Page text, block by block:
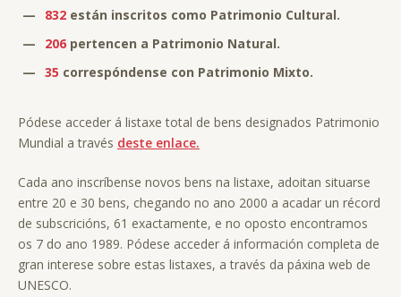
— 832 están inscritos como Patrimonio Cultural.
—
206 pertencen a Patrimonio Natural.
— 35 correspóndense con Patrimonio Mixto.
Pódese acceder á listaxe total de bens designados Patrimonio
Mundial a través deste enlace.
Cada ano inscríbense novos bens na listaxe, adoitan situarse
entre 20 e 30 bens, chegando no ano 2000 a acadar un récord
de subscricións, 61 exactamente, e no oposto encontramos
os 7 do ano 1989. Pódese acceder á información completa de
gran interese sobre estas listaxes, a través da páxina web de
UNESCO.